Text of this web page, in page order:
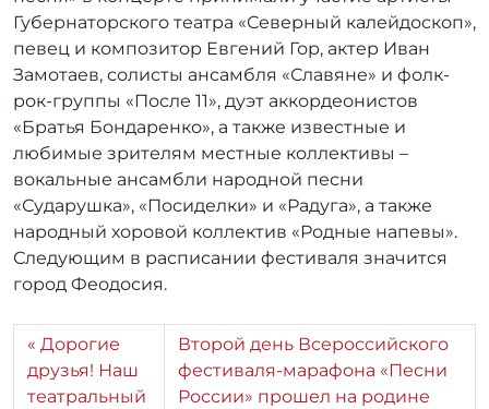
Губернаторского театра «Северный калейдоскоп»,
певец и композитор Евгений Гор, актер Иван
Замотаев, солисты ансамбля «Славяне» и фолк-
рок-группы «После 11», дуэт аккордеонистов
«Братья Бондаренко», а также известные и
любимые зрителям местные коллективы –
вокальные ансамбли народной песни
«Сударушка», «Посиделки» и «Радуга», а также
народный хоровой коллектив «Родные напевы».
Следующим в расписании фестиваля значится
город Феодосия.
Дорогие
друзья! Наш
театральный
Второй день Всероссийского
фестиваля-марафона «Песни
России» прошел на родине